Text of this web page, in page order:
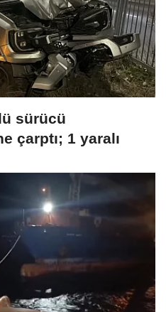
sürücü
çarptı; 1 yaralı